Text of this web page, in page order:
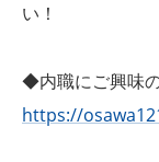
い！
◆内職にご興味
https://